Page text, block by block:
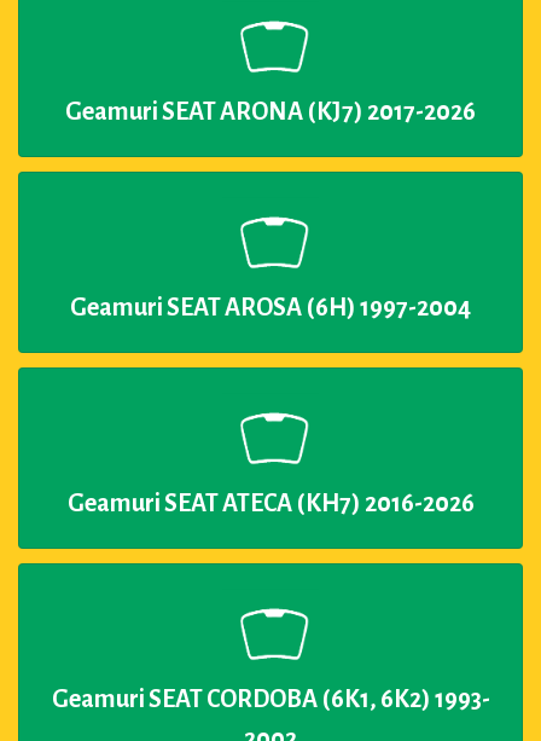
Geamuri SEAT ARONA (KJ7) 2017-2026
Geamuri SEAT AROSA (6H) 1997-2004
Geamuri SEAT ATECA (KH7) 2016-2026
Geamuri SEAT CORDOBA (6K1, 6K2) 1993-